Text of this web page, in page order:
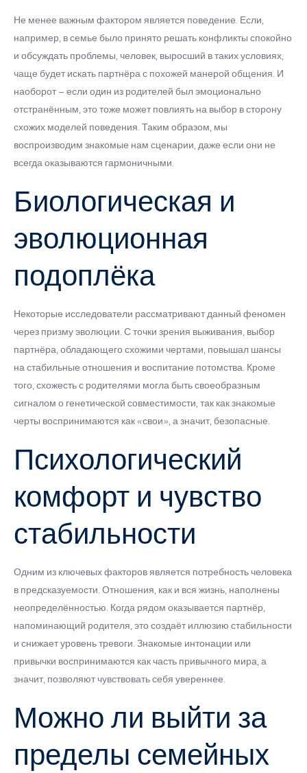
Не менее важным фактором является поведение. Если,
например, в семье было принято решать конфликты спокойно
и обсуждать проблемы, человек, выросший в таких условиях,
чаще будет искать партнёра с похожей манерой общения. И
наоборот – если один из родителей был эмоционально
отстранённым, это тоже может повлиять на выбор в сторону
схожих моделей поведения. Таким образом, мы
воспроизводим знакомые нам сценарии, даже если они не
всегда оказываются гармоничными.
Биологическая и
эволюционная
подоплёка
Некоторые исследователи рассматривают данный феномен
через призму эволюции. С точки зрения выживания, выбор
партнёра, обладающего схожими чертами, повышал шансы
на стабильные отношения и воспитание потомства. Кроме
того, схожесть с родителями могла быть своеобразным
сигналом о генетической совместимости, так как знакомые
черты воспринимаются как «свои», а значит, безопасные.
Психологический
комфорт и чувство
стабильности
Одним из ключевых факторов является потребность человека
в предсказуемости. Отношения, как и вся жизнь, наполнены
неопределённостью. Когда рядом оказывается партнёр,
напоминающий родителя, это создаёт иллюзию стабильности
и снижает уровень тревоги. Знакомые интонации или
привычки воспринимаются как часть привычного мира, а
значит, позволяют чувствовать себя увереннее.
Можно ли выйти за
пределы семейных